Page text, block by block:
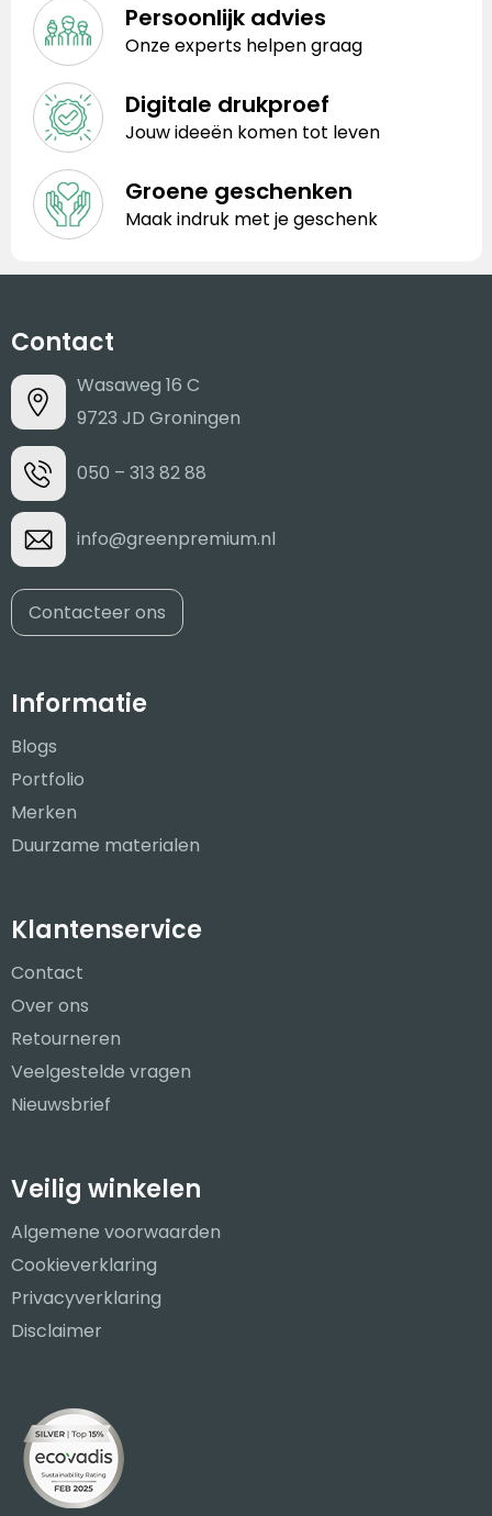
Persoonlijk advies
Onze experts helpen graag
Digitale drukproef
Jouw ideeën komen tot leven
Groene geschenken
Maak indruk met je geschenk
Contact
Wasaweg 16 C
9723 JD Groningen
050 – 313 82 88
info@greenpremium.nl
Contacteer ons
Informatie
Blogs
Portfolio
Merken
Duurzame materialen
Klantenservice
Contact
Over ons
Retourneren
Veelgestelde vragen
Nieuwsbrief
Veilig winkelen
Algemene voorwaarden
Cookieverklaring
Privacyverklaring
Disclaimer